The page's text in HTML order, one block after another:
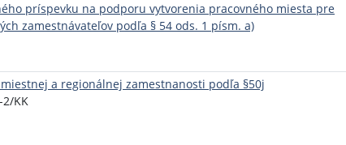
príspevku na podporu vytvorenia pracovného miesta pre
zamestnávateľov podľa § 54 ods. 1 písm. a)
a regionálnej zamestnanosti podľa §50j
2/KK